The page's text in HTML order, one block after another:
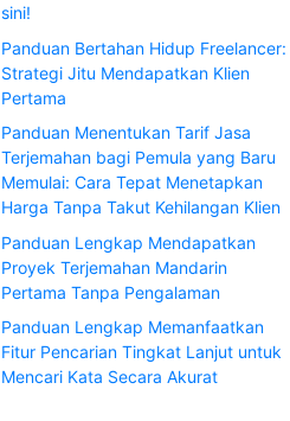
sini!
Panduan Bertahan Hidup Freelancer:
Strategi Jitu Mendapatkan Klien
Pertama
Panduan Menentukan Tarif Jasa
Terjemahan bagi Pemula yang Baru
Memulai: Cara Tepat Menetapkan
Harga Tanpa Takut Kehilangan Klien
Panduan Lengkap Mendapatkan
Proyek Terjemahan Mandarin
Pertama Tanpa Pengalaman
Panduan Lengkap Memanfaatkan
Fitur Pencarian Tingkat Lanjut untuk
Mencari Kata Secara Akurat